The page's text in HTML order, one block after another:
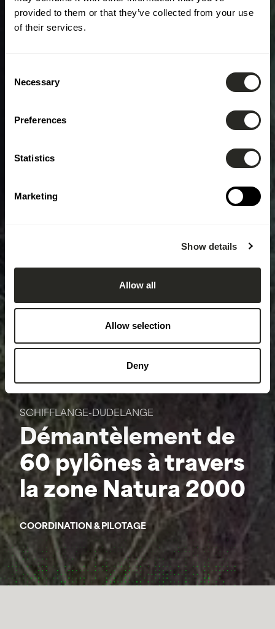
provided to them or that they’ve collected from your use
of their services.
Selection
Necessary
Preferences
Statistics
Marketing
Show details
Allow all
Allow selection
Deny
SCHIFFLANGE-DUDELANGE
Démantèlement de
60 pylônes à travers
la zone Natura 2000
COORDINATION & PILOTAGE